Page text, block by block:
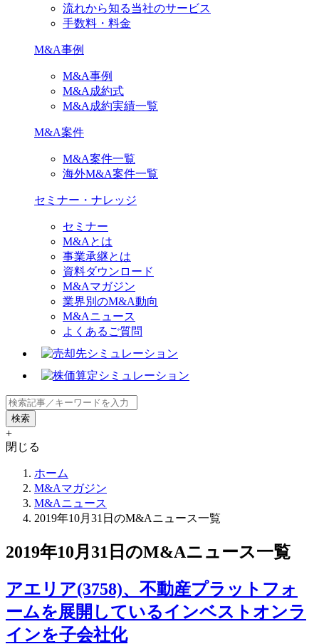
流れから知る当社のサービス
手数料・料金
M&A事例
M&A事例
M&A成約式
M&A成約実績一覧
M&A案件
M&A案件一覧
海外M&A案件一覧
セミナー・ナレッジ
セミナー
M&Aとは
事業承継とは
資料ダウンロード
M&Aマガジン
業界別のM&A動向
M&Aニュース
よくあるご質問
+
閉じる
ホーム
M&Aマガジン
M&Aニュース
2019年10月31日のM&Aニュース一覧
2019年10月31日のM&Aニュース一覧
アエリア(3758)、不動産プラットフォ
ームを展開しているインベストオンラ
インを子会社化